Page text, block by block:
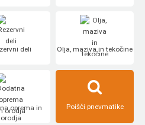
deli Olja, maziva in tekočine
oprema in
orodja
Poišči pnevmatike